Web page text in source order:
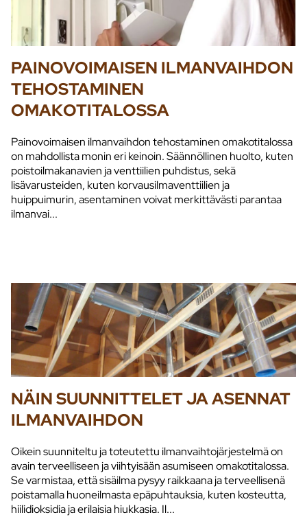
PAINOVOIMAISEN ILMANVAIHDON
TEHOSTAMINEN
OMAKOTITALOSSA
Painovoimaisen ilmanvaihdon tehostaminen omakotitalossa
on mahdollista monin eri keinoin. Säännöllinen huolto, kuten
poistoilmakanavien ja venttiilien puhdistus, sekä
lisävarusteiden, kuten korvausilmaventtiilien ja
huippuimurin, asentaminen voivat merkittävästi parantaa
ilmanvai...
NÄIN SUUNNITTELET JA ASENNAT
ILMANVAIHDON
Oikein suunniteltu ja toteutettu ilmanvaihtojärjestelmä on
avain terveelliseen ja viihtyisään asumiseen omakotitalossa.
Se varmistaa, että sisäilma pysyy raikkaana ja terveellisenä
poistamalla huoneilmasta epäpuhtauksia, kuten kosteutta,
hiilidioksidia ja erilaisia hiukkasia. Il...